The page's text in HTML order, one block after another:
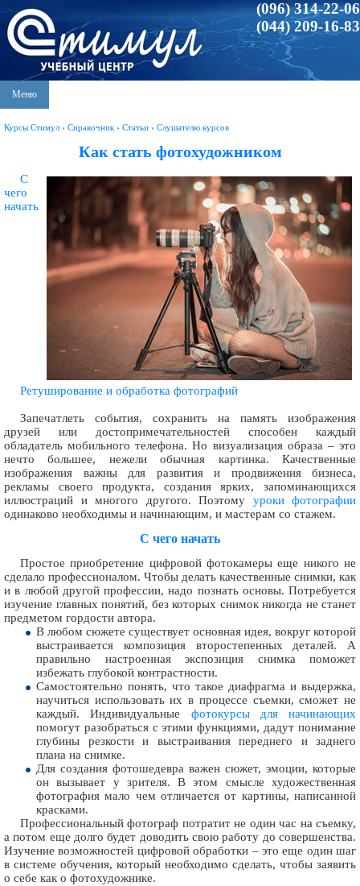
(096) 314-22-06
(044) 209-16-83
Меню
Курсы Стимул › Справочник › Статьи › Слушателю курсов
Как стать фотохудожником
С
чего
начать
Ретуширование и обработка фотографий
Запечатлеть события, сохранить на память изображения
друзей или достопримечательностей способен каждый
обладатель мобильного телефона. Но визуализация образа – это
нечто большее, нежели обычная картинка. Качественные
изображения важны для развития и продвижения бизнеса,
рекламы своего продукта, создания ярких, запоминающихся
иллюстраций и многого другого. Поэтому уроки фотографии
одинаково необходимы и начинающим, и мастерам со стажем.
С чего начать
Простое приобретение цифровой фотокамеры еще никого не
сделало профессионалом. Чтобы делать качественные снимки, как
и в любой другой профессии, надо познать основы. Потребуется
изучение главных понятий, без которых снимок никогда не станет
предметом гордости автора.
В любом сюжете существует основная идея, вокруг которой
выстраивается композиция второстепенных деталей. А
правильно настроенная экспозиция снимка поможет
избежать глубокой контрастности.
Самостоятельно понять, что такое диафрагма и выдержка,
научиться использовать их в процессе съемки, сможет не
каждый. Индивидуальные фотокурсы для начинающих
помогут разобраться с этими функциями, дадут понимание
глубины резкости и выстраивания переднего и заднего
плана на снимке.
Для создания фотошедевра важен сюжет, эмоции, которые
он вызывает у зрителя. В этом смысле художественная
фотография мало чем отличается от картины, написанной
красками.
Профессиональный фотограф потратит не один час на съемку,
а потом еще долго будет доводить свою работу до совершенства.
Изучение возможностей цифровой обработки – это еще один шаг
в системе обучения, который необходимо сделать, чтобы заявить
о себе как о фотохудожнике.